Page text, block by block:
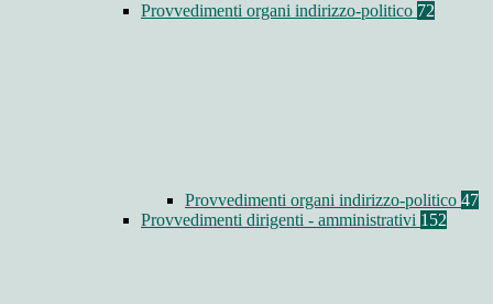
Provvedimenti organi indirizzo-politico 72
Provvedimenti organi indirizzo-politico 47
Provvedimenti dirigenti - amministrativi 152